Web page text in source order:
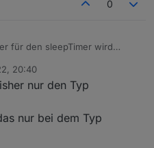
0
für den sleepTimer wird
@Atifan
20:40
nur den Typ
nur bei dem Typ